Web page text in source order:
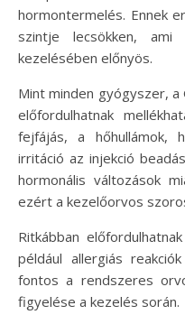
hormontermelés. Ennek
szintje lecsökken, ami
kezelésében előnyös.
Mint minden gyógyszer, a
előfordulhatnak
fejfájás, a hőhullámok,
irritáció az injekció
hormonális változások
ezért a kezelőorvos
Ritkábban
például allergiás
fontos a rendszeres
figyelése a kezelés során.